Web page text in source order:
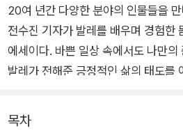
20여 년간 다양한 분야의 인물들을
전수진 기자가 발레를 배우며 경험한
에세이다. 바쁜 일상 속에서도 나만의
발레가 전해준 긍정적인 삶의 태도를
몸도 마음도 굳어가던 나이, 인생의 바
시작한 발레는 어느새 10년 넘게 이
목차